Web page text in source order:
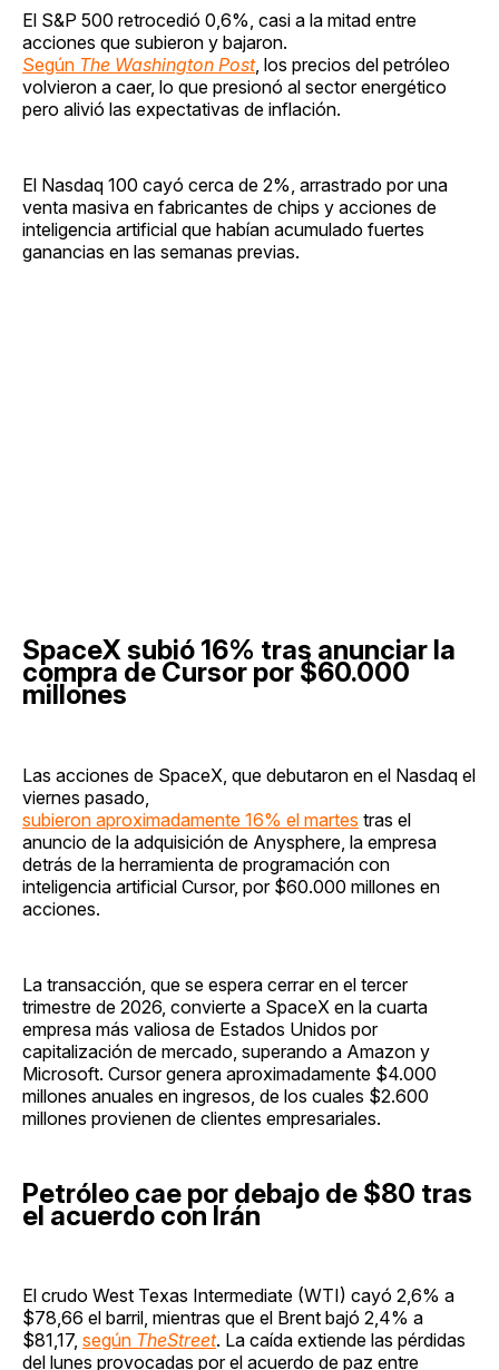
El S&P 500 retrocedió 0,6%, casi a la mitad entre
acciones que subieron y bajaron.
Según The Washington Post, los precios del petróleo
volvieron a caer, lo que presionó al sector energético
pero alivió las expectativas de inflación.
El Nasdaq 100 cayó cerca de 2%, arrastrado por una
venta masiva en fabricantes de chips y acciones de
inteligencia artificial que habían acumulado fuertes
ganancias en las semanas previas.
SpaceX subió 16% tras anunciar la
compra de Cursor por $60.000
millones
Las acciones de SpaceX, que debutaron en el Nasdaq el
viernes pasado,
subieron aproximadamente 16% el martes tras el
anuncio de la adquisición de Anysphere, la empresa
detrás de la herramienta de programación con
inteligencia artificial Cursor, por $60.000 millones en
acciones.
La transacción, que se espera cerrar en el tercer
trimestre de 2026, convierte a SpaceX en la cuarta
empresa más valiosa de Estados Unidos por
capitalización de mercado, superando a Amazon y
Microsoft. Cursor genera aproximadamente $4.000
millones anuales en ingresos, de los cuales $2.600
millones provienen de clientes empresariales.
Petróleo cae por debajo de $80 tras
el acuerdo con Irán
El crudo West Texas Intermediate (WTI) cayó 2,6% a
$78,66 el barril, mientras que el Brent bajó 2,4% a
$81,17, según TheStreet. La caída extiende las pérdidas
del lunes provocadas por el acuerdo de paz entre